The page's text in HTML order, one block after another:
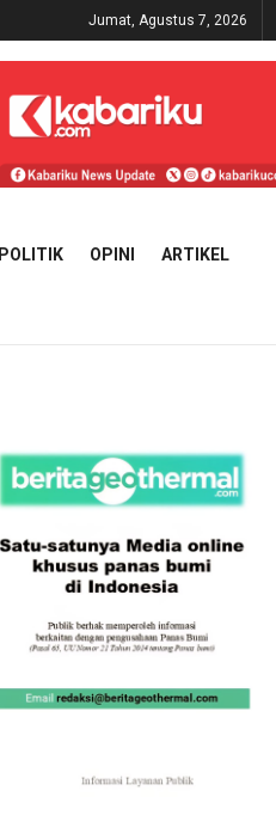
Jumat, Agustus 7, 2026
POLITIK OPINI ARTIKEL